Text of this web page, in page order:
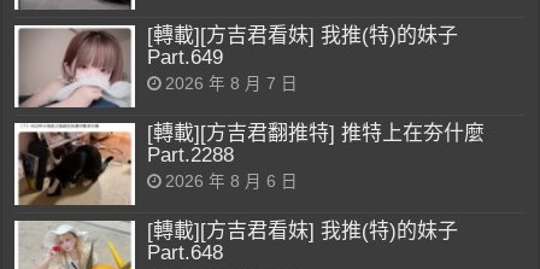
[轉載][方吉君看妹] 我推(特)的妹子
Part.649
2026 年 8 月 7 日
[轉載][方吉君翻推特] 推特上在夯什麼
Part.2288
2026 年 8 月 6 日
[轉載][方吉君看妹] 我推(特)的妹子
Part.648